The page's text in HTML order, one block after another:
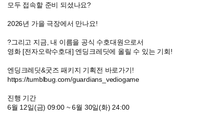
모두 접속할 준비 되셨나요?
2026년 가을 극장에서 만나요!
?그리고 지금, 내 이름을 공식 수호대원으로서
영화 [전자오락수호대] 엔딩크레딧에 올릴 수 있는 기회!
엔딩크레딧&굿즈 패키지 기획전 바로가기!
https://tumblbug.com/guardians_vediogame
진행 기간
6월 12일(금) 09:00 ~ 6월 30일(화) 24:00